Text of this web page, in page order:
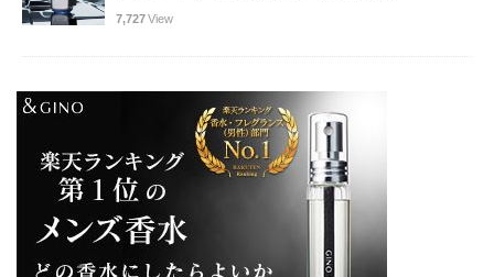
7,727View